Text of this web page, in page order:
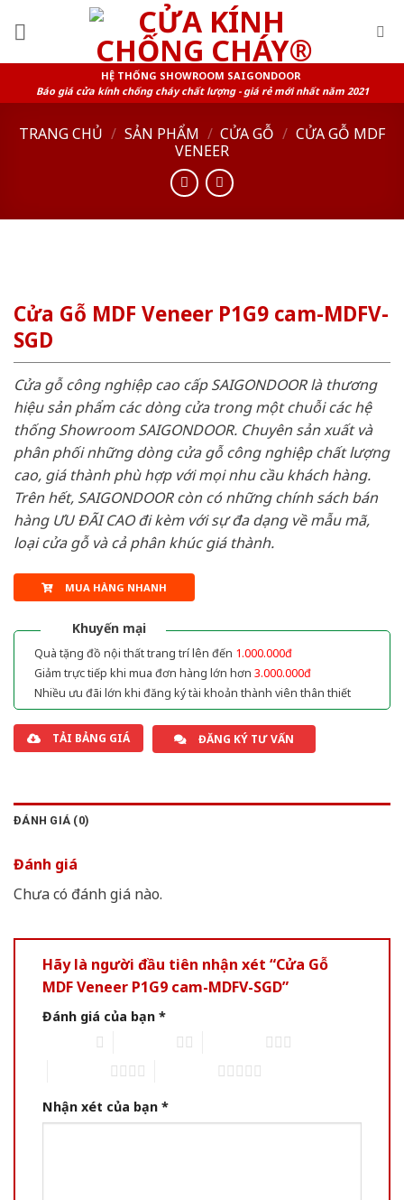
HỆ THỐNG SHOWROOM SAIGONDOOR
Báo giá cửa kính chống cháy chất lượng - giá rẻ mới nhất năm 2021
TRANG CHỦ / SẢN PHẨM / CỬA GỖ / CỬA GỖ MDF
VENEER
Cửa Gỗ MDF Veneer P1G9 cam-MDFV-
SGD
Cửa gỗ công nghiệp cao cấp SAIGONDOOR là thương
hiệu sản phẩm các dòng cửa trong một chuỗi các hệ
thống Showroom SAIGONDOOR. Chuyên sản xuất và
phân phối những dòng cửa gỗ công nghiệp chất lượng
cao, giá thành phù hợp với mọi nhu cầu khách hàng.
Trên hết, SAIGONDOOR còn có những chính sách bán
hàng ƯU ĐÃI CAO đi kèm với sự đa dạng về mẫu mã,
loại cửa gỗ và cả phân khúc giá thành.
MUA HÀNG NHANH
Khuyến mại
Quà tặng đồ nội thất trang trí lên đến 1.000.000đ
Giảm trực tiếp khi mua đơn hàng lớn hơn 3.000.000đ
Nhiều ưu đãi lớn khi đăng ký tài khoản thành viên thân thiết
TẢI BẢNG GIÁ ĐĂNG KÝ TƯ VẤN
ĐÁNH GIÁ (0)
Đánh giá
Chưa có đánh giá nào.
Hãy là người đầu tiên nhận xét “Cửa Gỗ
MDF Veneer P1G9 cam-MDFV-SGD”
Đánh giá của bạn *
Nhận xét của bạn *